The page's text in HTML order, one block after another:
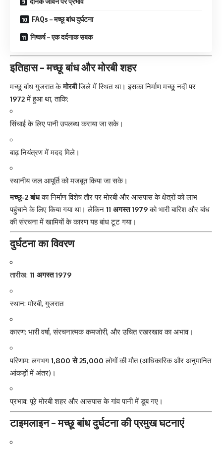
FAQs – मच्छू बांध दुर्घटना
निष्कर्ष – एक दर्दनाक सबक
इतिहास – मच्छू बांध और मोरबी शहर
मच्छू बांधगुजरात केमोरबीजिले में स्थित था। इसका निर्माण मच्छू नदी पर
1972में हुआ था, ताकि:
सिंचाई के लिए पानी उपलब्ध कराया जा सके।
बाढ़ नियंत्रण में मदद मिले।
स्थानीय जल आपूर्ति को मजबूत किया जा सके।
मच्छू-2 बांधका निर्माण विशेष तौर पर मोरबी और आसपास के क्षेत्रों को लाभ
पहुंचाने के लिए किया गया था। लेकिन 11 अगस्त 1979को भारी बारिश और बांध
की संरचना में खामियों के कारण यह बांध टूट गया।
दुर्घटना का विवरण
तारीख: 11 अगस्त 1979
स्थान: मोरबी, गुजरात
कारण: भारी वर्षा, संरचनात्मक कमजोरी, और उचित रखरखाव का अभाव।
परिणाम: लगभग 1,800 से 25,000 लोगों की मौत (आधिकारिक और अनुमानित
आंकड़ों में अंतर)।
प्रभाव: पूरे मोरबी शहर और आसपास के गांव पानी में डूब गए।
टाइमलाइन – मच्छू बांध दुर्घटना की प्रमुख घटनाएं